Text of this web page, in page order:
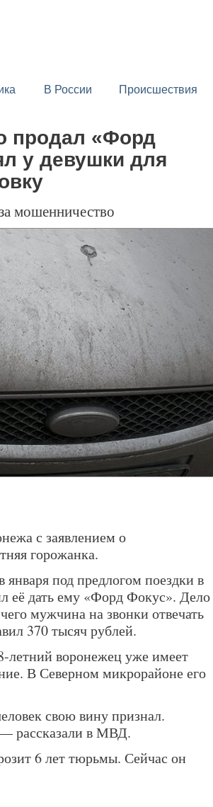
В России Происшествия
продал «Форд
у девушки для
мошенничество
с заявлением о
горожанка.
под предлогом поездки в
её дать ему «Форд Фокус». Дело
мужчина на звонки отвечать
370 тысяч рублей.
летний воронежец уже имеет
В Северном микрорайоне его
свою вину признал.
рассказали в МВД.
6 лет тюрьмы. Сейчас он